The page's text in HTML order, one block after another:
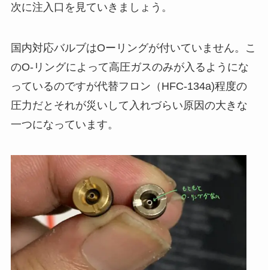
次に注入口を見ていきましょう。
国内対応バルブはOーリングが付いていません。こ
のO-リングによって高圧ガスのみが入るようにな
っているのですが代替フロン（HFC-134a)程度の
圧力だとそれが災いして入れづらい原因の大きな
一つになっています。